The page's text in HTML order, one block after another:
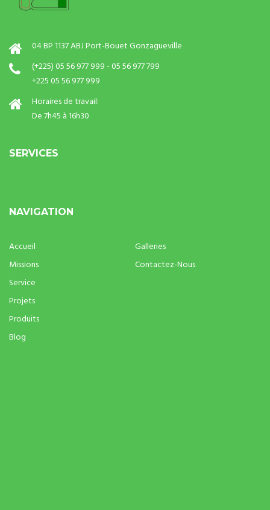
04 BP 1137 ABJ Port-Bouet Gonzagueville
(+225) 05 56 977 999 - 05 56 977 799
+225 05 56 977 999
Horaires de travail:
De 7h45 à 16h30
SERVICES
NAVIGATION
Accueil
Missions
Service
Projets
Produits
Blog
Galleries
Contactez-Nous